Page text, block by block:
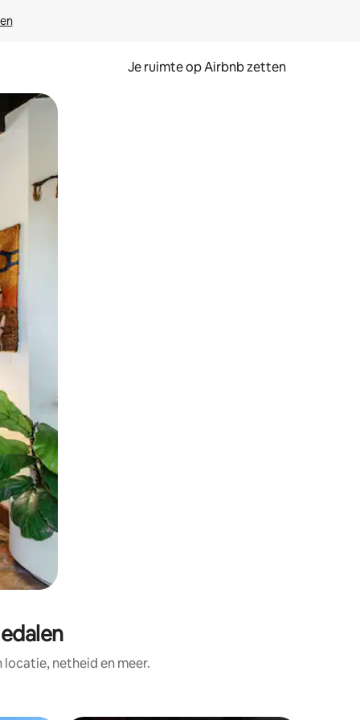
Je ruimte op Airbnb zetten
of swipen.
netheid en meer.